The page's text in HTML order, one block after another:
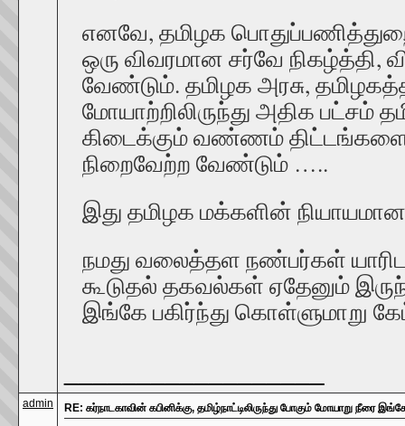
எனவே, தமிழக
ஒரு விவரமான சர்வே நிகழ்த்தி,
வேண்டும். தமிழக அரசு,
மோயாற்றிலிருந்து அதிக பட்சம்
கிடைக்கும் வண்ணம் திட்டங்களை
நிறைவேற்ற வேண்டும் …..
இது தமிழக மக்களின் நியாயமான
நமது வலைத்தள நண்பர்கள்
கூடுதல் தகவல்கள் ஏதேனும்
இங்கே பகிர்ந்து கொள்ளுமாறு
admin RE: கர்நாடகாவின் கபினிக்கு, தமிழ்நாட்டிலிருந்து போகும் மோயாறு நீரை